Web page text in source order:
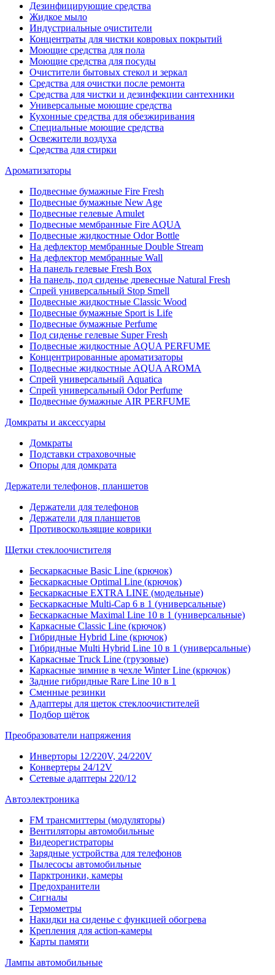
Дезинфицирующие средства
Жидкое мыло
Индустриальные очистители
Концентраты для чистки ковровых покрытий
Моющие средства для пола
Моющие средства для посуды
Очистители бытовых стекол и зеркал
Средства для очистки после ремонта
Средства для чистки и дезинфекции сантехники
Универсальные моющие средства
Кухонные средства для обезжиривания
Специальные моющие средства
Освежители воздуха
Средства для стирки
Ароматизаторы
Подвесные бумажные Fire Fresh
Подвесные бумажные New Age
Подвесные гелевые Amulet
Подвесные мембранные Fire AQUA
Подвесные жидкостные Odor Bottle
На дефлектор мембранные Double Stream
На дефлектор мембранные Wall
На панель гелевые Fresh Box
На панель, под сиденье древесные Natural Fresh
Спрей универсальный Stop Smell
Подвесные жидкостные Classic Wood
Подвесные бумажные Sport is Life
Подвесные бумажные Perfume
Под сиденье гелевые Super Fresh
Подвесные жидкостные AQUA PERFUME
Концентрированные ароматизаторы
Подвесные жидкостные AQUA AROMA
Спрей универсальный Aquatica
Спрей универсальный Odor Perfume
Подвесные бумажные AIR PERFUME
Домкраты и аксессуары
Домкраты
Подставки страховочные
Опоры для домкрата
Держатели телефонов, планшетов
Держатели для телефонов
Держатели для планшетов
Противоскользящие коврики
Щетки стеклоочистителя
Бескаркасные Basic Line (крючок)
Бескаркасные Optimal Line (крючок)
Бескаркасные EXTRA LINE (модельные)
Бескаркасные Multi-Cap 6 в 1 (универсальные)
Бескаркасные Maximal Line 10 в 1 (универсальные)
Каркасные Classic Line (крючок)
Гибридные Hybrid Line (крючок)
Гибридные Multi Hybrid Line 10 в 1 (универсальные)
Каркасные Truck Line (грузовые)
Каркасные зимние в чехле Winter Line (крючок)
Задние гибридные Rare Line 10 в 1
Сменные резинки
Адаптеры для щеток стеклоочистителей
Подбор щёток
Преобразователи напряжения
Инверторы 12/220V, 24/220V
Конвертеры 24/12V
Сетевые адаптеры 220/12
Автоэлектроника
FM трансмиттеры (модуляторы)
Вентиляторы автомобильные
Видеорегистраторы
Зарядные устройства для телефонов
Пылесосы автомобильные
Парктроники, камеры
Предохранители
Сигналы
Термометры
Накидки на сиденье с функцией обогрева
Крепления для action-камеры
Карты памяти
Лампы автомобильные